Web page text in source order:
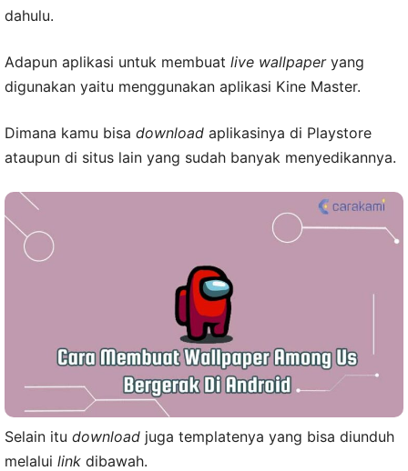
dahulu.
Adapun aplikasi untuk membuat live wallpaperyang
digunakan yaitu menggunakan aplikasi Kine Master.
Dimana kamu bisa download aplikasinya di Playstore
ataupun di situs lain yang sudah banyak menyedikannya.
Selain itu download juga templatenya yang bisa diunduh
melalui link dibawah.